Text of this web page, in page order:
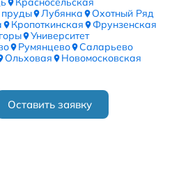
пруды Лубянка
Охотный Ряд
Кропоткинская
Фрунзенская
Университет
Румянцево
Саларьево
Ольховая
Новомосковская
Оставить заявку